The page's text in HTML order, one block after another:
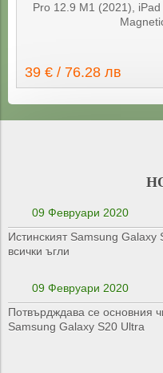
Pro 12.9 M1 (2021),
39 € / 76.28 лв
09 Февруари 2020
Истинският Samsung
всички ъгли
09 Февруари 2020
Потвърдждава се основния
Samsung Galaxy S20 Ultra